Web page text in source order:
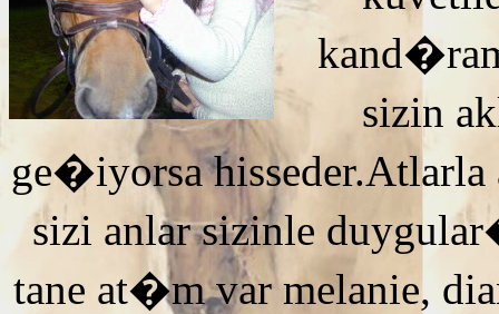
sizin
ge�iyorsa
sizi anlar sizinle
tane at�m var melanie,